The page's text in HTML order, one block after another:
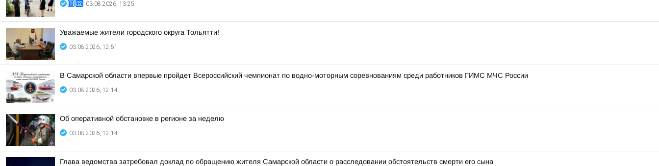
03.08.2026, 13:25
Уважаемые жители городского округа Тольятти!
03.08.2026, 12:51
В Самарской области впервые пройдет Всероссийский чемпионат по водно-моторным соревнованиям среди работников ГИМС МЧС России
03.08.2026, 12:14
Об оперативной обстановке в регионе за неделю
03.08.2026, 12:14
Глава ведомства затребовал доклад по обращению жителя Самарской области о расследовании обстоятельств смерти его сына